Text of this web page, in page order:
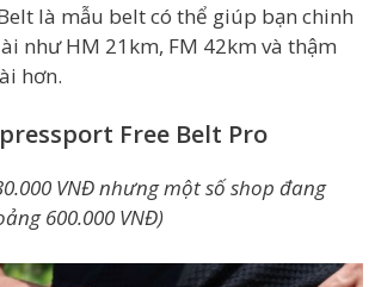
là mẫu belt có thể giúp bạn chinh
như HM 21km, FM 42km và thậm
hơn.
Free Belt Pro
VNĐ nhưng một số shop đang
600.000 VNĐ)